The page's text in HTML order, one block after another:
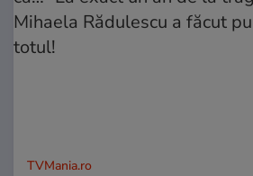
TVMania.ro